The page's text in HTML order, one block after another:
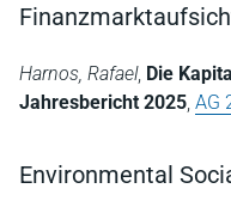
Harnos, Rafael, Die
Jahresbericht 2025, AG
Environmental